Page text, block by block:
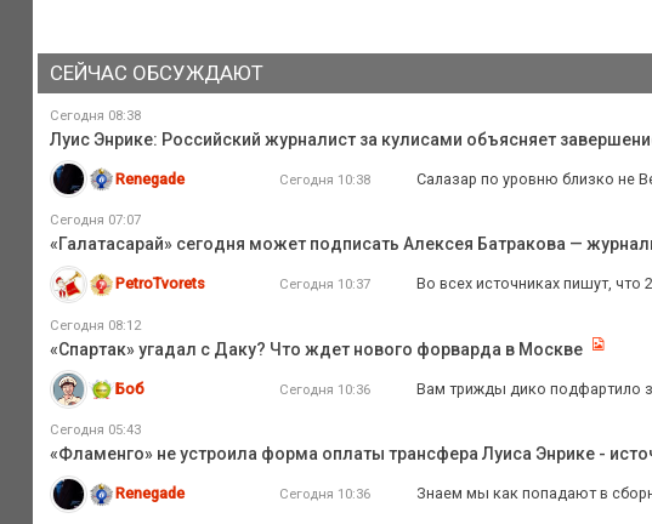
СЕЙЧАС ОБСУЖДАЮТ
Сегодня 08:38
Луис Энрике: Российский журналист за кулисами объясняет
Renegade Сегодня 10:38 Салазар по уровню близко не
Сегодня 07:07
«Галатасарай» сегодня может подписать Алексея Батракова —
PetroTvorets Сегодня 10:37 Во всех источниках пишут, что
Сегодня 08:12
«Спартак» угадал с Даку? Что ждет нового форварда в Москве
Боб Сегодня 10:36 Вам трижды дико подфартило
Сегодня 05:43
«Фламенго» не устроила форма оплаты трансфера Луиса Энрике -
Renegade Сегодня 10:36 Знаем мы как попадают в